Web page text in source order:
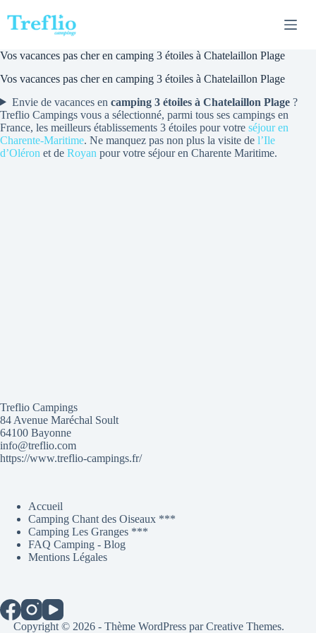
au
contenu
Vos vacances pas cher en camping 3 étoiles à Chatelaillon Plage
Vos vacances pas cher en camping 3 étoiles à Chatelaillon Plage
Envie de vacances en camping 3 étoiles à Chatelaillon Plage?
Treflio Campings vous a sélectionné, parmi tous ses campings en
France, les meilleurs établissements 3 étoiles pour votre séjour en
Charente-Maritime. Ne manquez pas non plus la visite de l’Ile
d’Oléron et de Royan pour votre séjour en Charente Maritime.
Treflio Campings
84 Avenue Maréchal Soult
64100 Bayonne
info@treflio.com
https://www.treflio-campings.fr/
Accueil
Camping Chant des Oiseaux ***
Camping Les Granges ***
FAQ Camping - Blog
Mentions Légales
Copyright © 2026 - Thème WordPress parCreative Themes.